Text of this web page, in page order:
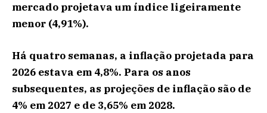
mercado projetava um índice ligeiramente
menor (4,91%).
Há quatro semanas, a inflação projetada para
2026 estava em 4,8%. Para os anos
subsequentes, as projeções de inflação são de
4% em 2027 e de 3,65% em 2028.